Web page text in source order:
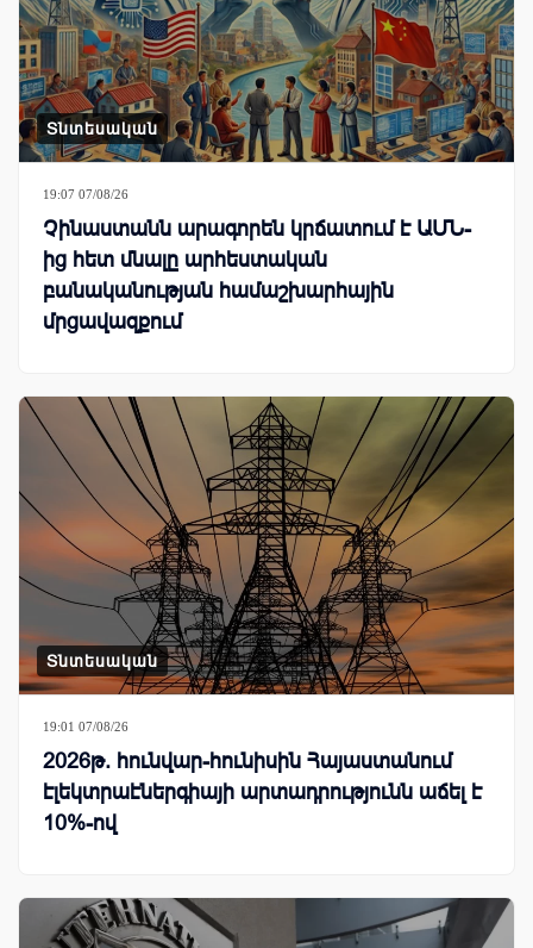
Տնտեսական
19:07 07/08/26
Չինաստանն արագորեն կրճատում է ԱՄՆ-
ից հետ մնալը արհեստական
բանականության համաշխարհային
մրցավազքում
Տնտեսական
19:01 07/08/26
2026թ. հունվար-հունիսին Հայաստանում
էլեկտրաէներգիայի արտադրությունն աճել է
10%-ով